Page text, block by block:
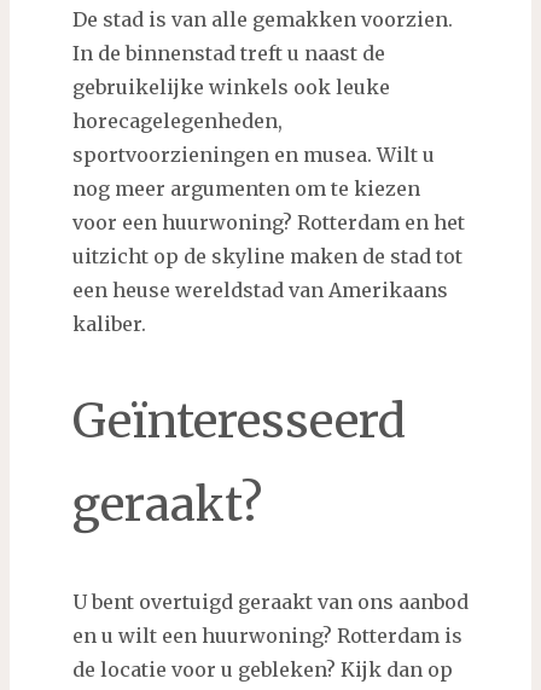
De stad is van alle gemakken voorzien.
In de binnenstad treft u naast de
gebruikelijke winkels ook leuke
horecagelegenheden,
sportvoorzieningen en musea. Wilt u
nog meer argumenten om te kiezen
voor een huurwoning? Rotterdam en het
uitzicht op de skyline maken de stad tot
een heuse wereldstad van Amerikaans
kaliber.
Geïnteresseerd
geraakt?
U bent overtuigd geraakt van ons aanbod
en u wilt een huurwoning? Rotterdam is
de locatie voor u gebleken? Kijk dan op